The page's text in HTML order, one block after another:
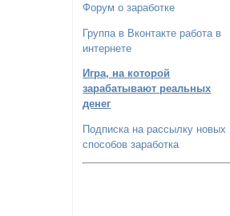
Форум о заработке
Группа в Вконтакте работа в
интернете
Игра, на которой
зарабатывают реальных
денег
Подписка на рассылку новых
способов заработка